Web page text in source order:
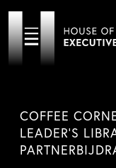
COFFEE
LEADER'S